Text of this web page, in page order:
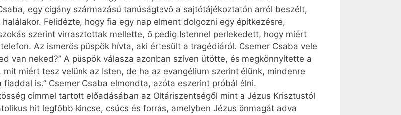
egy cigány származású tanúságtevő a sajtótájékoztatón arról beszélt,
Felidézte, hogy fia egy nap elment dolgozni egy építkezésre,
szerint virrasztottak mellette, ő pedig Istennel perlekedett, hogy miért
Az ismerős püspök hívta, aki értesült a tragédiáról. Csemer Csaba vele
van neked?” A püspök válasza azonban szíven ütötte, és megkönnyítette a
miért tesz velünk az Isten, de ha az evangélium szerint élünk, mindenre
is.” Csemer Csaba elmondta, azóta eszerint próbál élni.
címmel tartott előadásában az Oltáriszentségől mint a Jézus Krisztustól
hit legfőbb kincse, csúcs és forrás, amelyben Jézus önmagát adva